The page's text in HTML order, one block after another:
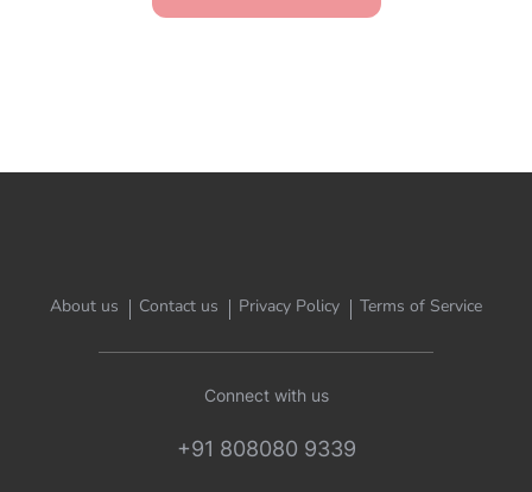
About us Contact us Privacy Policy Terms of Service
Connect with us
+91 808080 9339